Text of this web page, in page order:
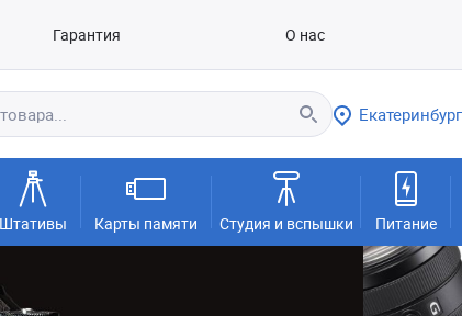
Гарантия О нас
Екатеринбург
Штативы Карты памяти Студия и вспышки Питание